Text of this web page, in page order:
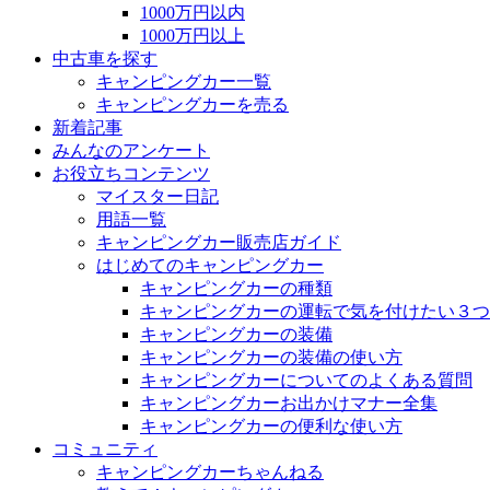
1000万円以内
1000万円以上
中古車を探す
キャンピングカー一覧
キャンピングカーを売る
新着記事
みんなのアンケート
お役立ちコンテンツ
マイスター日記
用語一覧
キャンピングカー販売店ガイド
はじめてのキャンピングカー
キャンピングカーの種類
キャンピングカーの運転で気を付けたい３
キャンピングカーの装備
キャンピングカーの装備の使い方
キャンピングカーについてのよくある質問
キャンピングカーお出かけマナー全集
キャンピングカーの便利な使い方
コミュニティ
キャンピングカーちゃんねる